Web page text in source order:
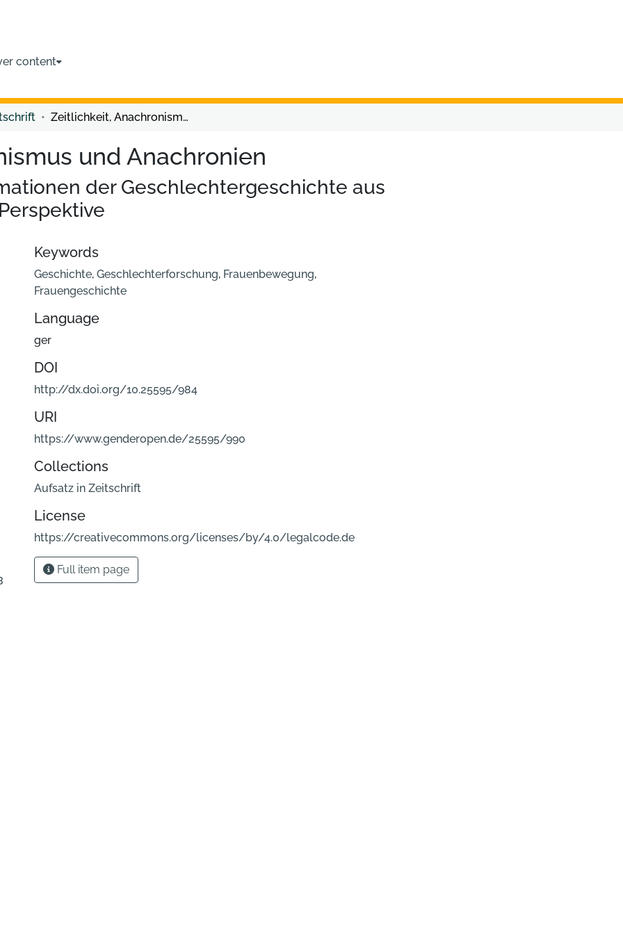
content
Zeitlichkeit, Anachronismus und Anachronien
und Anachronien
der Geschlechtergeschichte aus
Keywords
Geschichte, Geschlechterforschung, Frauenbewegung,
Frauengeschichte
Language
ger
DOI
http://dx.doi.org/10.25595/984
URI
https://www.genderopen.de/25595/990
Collections
Aufsatz in Zeitschrift
License
https://creativecommons.org/licenses/by/4.0/legalcode.de
Full item page